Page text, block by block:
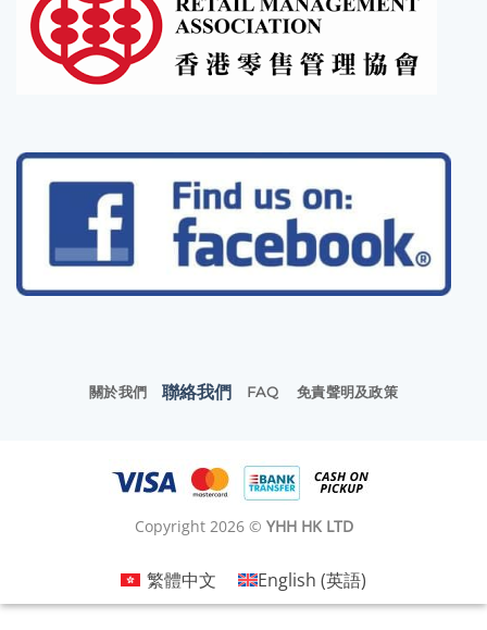
關於我們 聯絡我們 FAQ 免責聲明及政策
Copyright 2026 © YHH HK LTD
繁體中文 English (英語)